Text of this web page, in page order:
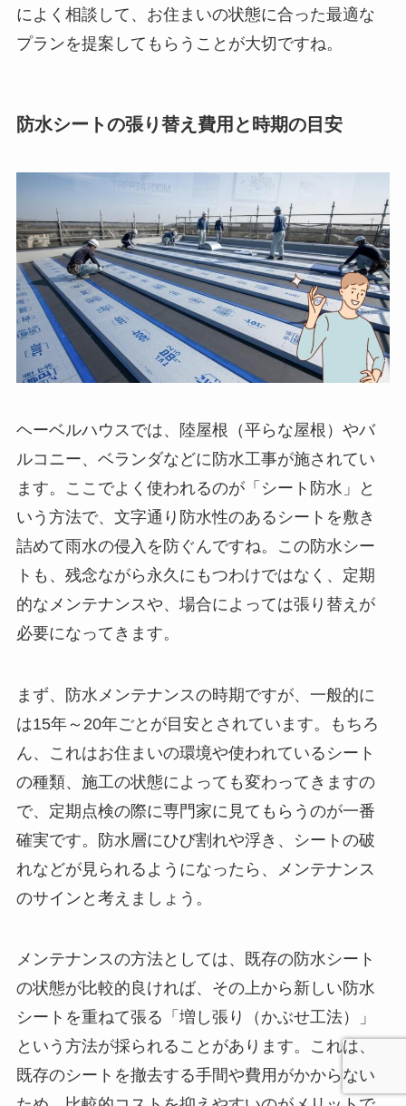
によく相談して、お住まいの状態に合った最適な
プランを提案してもらうことが大切ですね。
防水シートの張り替え費用と時期の目安
ヘーベルハウスでは、陸屋根（平らな屋根）やバ
ルコニー、ベランダなどに防水工事が施されてい
ます。ここでよく使われるのが「シート防水」と
いう方法で、文字通り防水性のあるシートを敷き
詰めて雨水の侵入を防ぐんですね。この防水シー
トも、残念ながら永久にもつわけではなく、定期
的なメンテナンスや、場合によっては張り替えが
必要になってきます。
まず、防水メンテナンスの時期ですが、一般的に
は15年～20年ごとが目安とされています。もちろ
ん、これはお住まいの環境や使われているシート
の種類、施工の状態によっても変わってきますの
で、定期点検の際に専門家に見てもらうのが一番
確実です。防水層にひび割れや浮き、シートの破
れなどが見られるようになったら、メンテナンス
のサインと考えましょう。
メンテナンスの方法としては、既存の防水シート
の状態が比較的良ければ、その上から新しい防水
シートを重ねて張る「増し張り（かぶせ工法）」
という方法が採られることがあります。これは、
既存のシートを撤去する手間や費用がかからない